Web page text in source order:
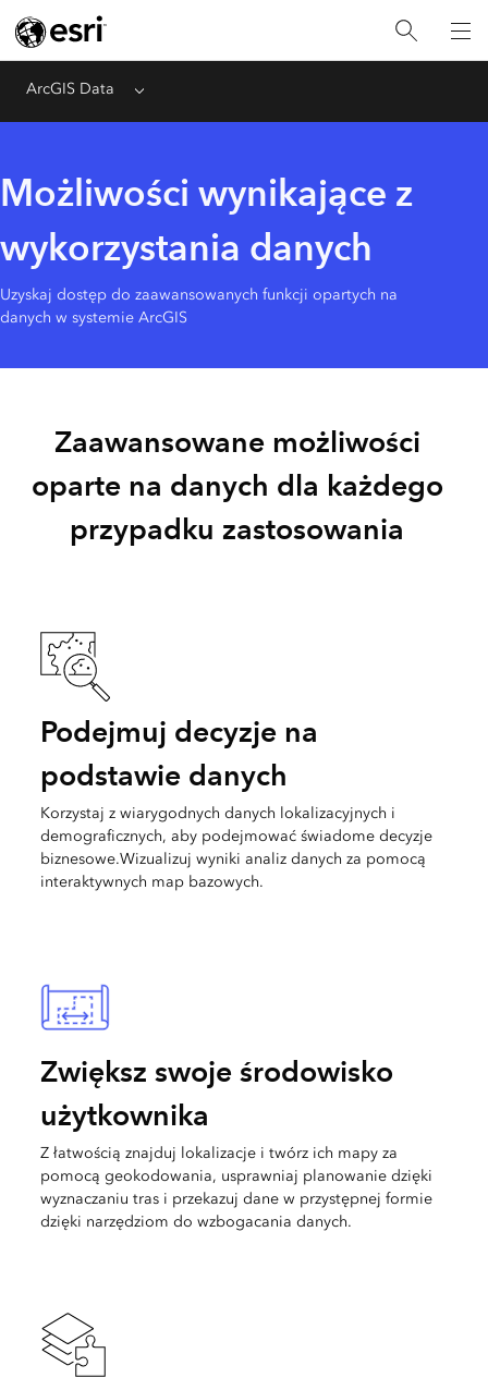
ArcGIS Data Menu
Możliwości wynikające z
wykorzystania danych
Uzyskaj dostęp do zaawansowanych funkcji opartych na
danych w systemie ArcGIS
Zaawansowane możliwości
oparte na danych dla każdego
przypadku zastosowania
Podejmuj decyzje na
podstawie danych
Korzystaj z wiarygodnych danych lokalizacyjnych i
demograficznych, aby podejmować świadome decyzje
biznesowe.Wizualizuj wyniki analiz danych za pomocą
interaktywnych map bazowych.
Zwiększ swoje środowisko
użytkownika
Z łatwością znajduj lokalizacje i twórz ich mapy za
pomocą geokodowania, usprawniaj planowanie dzięki
wyznaczaniu tras i przekazuj dane w przystępnej formie
dzięki narzędziom do wzbogacania danych.